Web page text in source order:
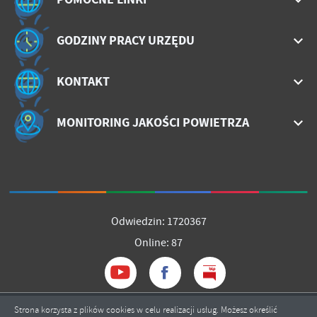
GODZINY PRACY URZĘDU
KONTAKT
MONITORING JAKOŚCI POWIETRZA
Odwiedzin: 1720367
Online: 87
Strona korzysta z plików cookies w celu realizacji usług. Możesz określić
treści w postaci wiadomości, ofert, komunikatów mediów
społecznościowych.